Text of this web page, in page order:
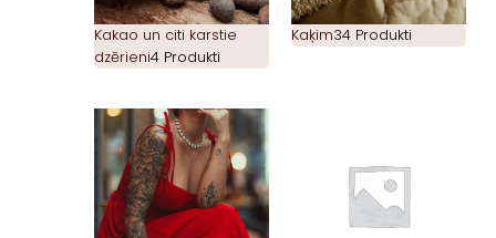
Kakao un citi karstie
dzērieni4 Produkti
Kaķim34 Produkti